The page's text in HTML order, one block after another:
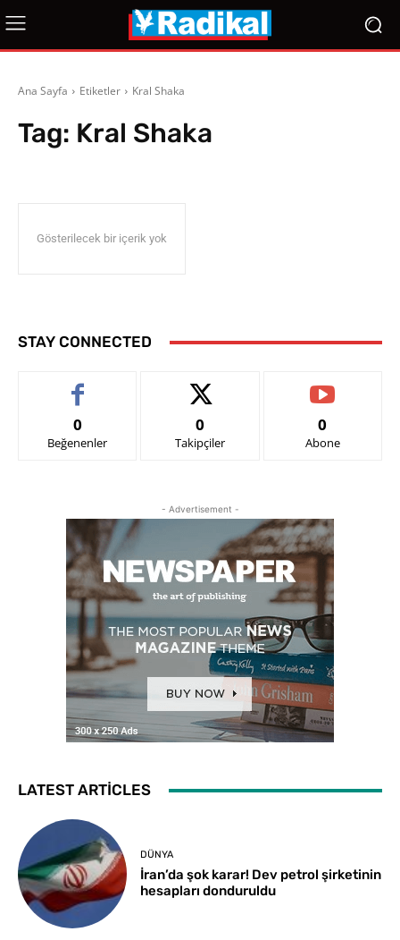
Ana Sayfa Etiketler Kral Shaka
Tag: Kral Shaka
Gösterilecek bir içerik yok
STAY CONNECTED
0
Beğenenler
0
Takipçiler
0
Abone
- Advertisement -
LATEST ARTICLES
DÜNYA
İran’da şok karar! Dev petrol şirketinin
hesapları donduruldu